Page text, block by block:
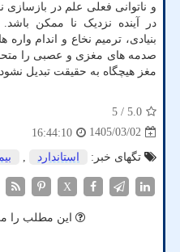
و ناتوانی فعلی علم در
در آینده نزدیک نا ممکن
بنیادی، ترمیم نخاع و اندام
صدمه های مغزی و عصبی را
مغز هیچگاه به حقیقت تبدیل
5.0
/ 5
1405/03/02
16:44:10
تگهای خبر:
استاندارد ,
X
این مطلب را